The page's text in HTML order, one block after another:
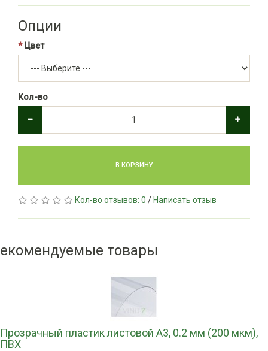
Опции
Цвет
Кол-во
В КОРЗИНУ
Кол-во отзывов: 0 / Написать отзыв
товары
Прозрачный пластик листовой А3, 0.2 мм (200 мкм),
ПВХ